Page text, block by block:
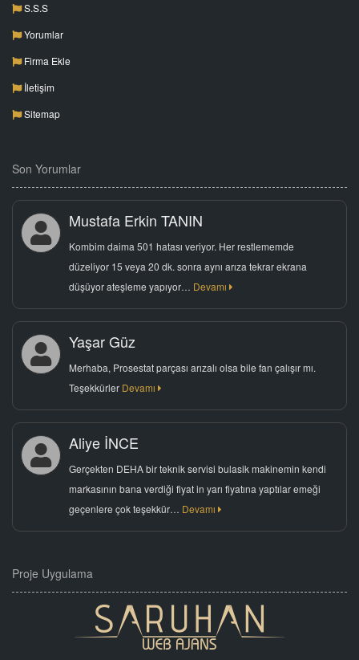
S.S.S
Yorumlar
Firma Ekle
İletişim
Sitemap
Son Yorumlar
Mustafa Erkin TANIN
Kombim daima 501 hatası veriyor. Her restlememde
düzeliyor 15 veya 20 dk. sonra aynı arıza tekrar ekrana
düşüyor ateşleme yapıyor… Devamı
Yaşar Güz
Merhaba, Prosestat parçası arızalı olsa bile fan çalışır mı.
Teşekkürler Devamı
Aliye İNCE
Gerçekten DEHA bir teknik servisi bulasik makinemin kendi
markasının bana verdiği fiyat in yarı fiyatına yaptılar emeği
geçenlere çok teşekkür… Devamı
Proje Uygulama